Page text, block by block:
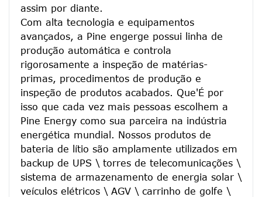
assim por diante.
Com alta tecnologia e equipamentos
avançados, a Pine engerge possui linha de
produção automática e controla
rigorosamente a inspeção de matérias-
primas, procedimentos de produção e
inspeção de produtos acabados. Que'É por
isso que cada vez mais pessoas escolhem a
Pine Energy como sua parceira na indústria
energética mundial. Nossos produtos de
bateria de lítio são amplamente utilizados em
backup de UPS \ torres de telecomunicações \
sistema de armazenamento de energia solar \
veículos elétricos \ AGV \ carrinho de golfe \